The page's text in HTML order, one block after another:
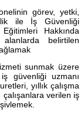
görev, yetki,
ile İş Güvenliği
Hakkında
belirtilen
sunmak üzere
güvenliği uzmanı
yıllık çalışma
çalışanlara verilen iş